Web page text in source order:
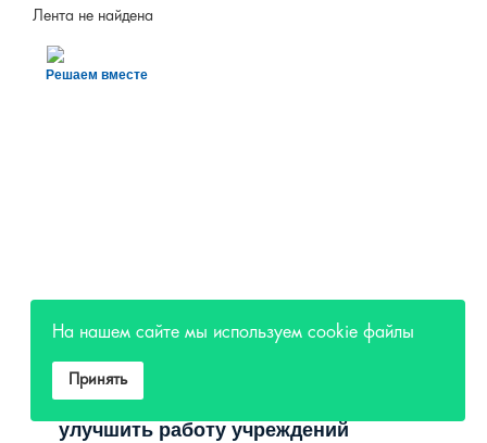
Лента не найдена
Решаем вместе
Сложности с получением
«Пушкинской карты» или
приобретением билетов? Знаете, как
улучшить работу учреждений
На нашем сайте мы используем cookie файлы
Принять